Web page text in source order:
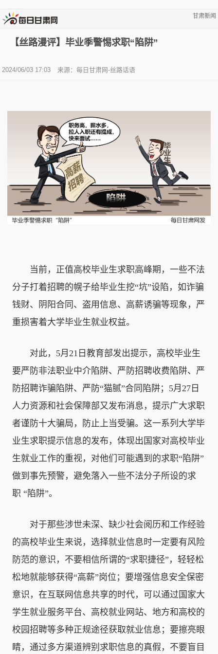
甘肃新闻
【丝路漫评】毕业季警惕求职“陷阱”
2024/06/03 17:03 来源： 每日甘肃网-丝路话语
当前，正值高校毕业生求职高峰期，一些不法
分子打着招聘的幌子给毕业生挖“坑”设陷，如诈骗
钱财、阴阳合同、盗用信息、高薪诱骗等现象，严
重损害着大学毕业生就业权益。
对此，5月21日教育部发出提示，高校毕业生
要严防非法职业中介陷阱、严防招聘收费陷阱、严
防招聘诈骗陷阱、严防“猫腻”合同陷阱；5月27日
人力资源和社会保障部又发布消息，提示广大求职
者谨防十大骗局，防止上当受骗。这一系列大学毕
业生求职提示信息的发布，体现出国家对高校毕业
生就业工作的重视，对他们可能遇到的求职“陷阱”
做到事先预警，避免落入一些不法分子所设的求
职 “陷阱”。
对于那些涉世未深、缺少社会阅历和工作经验
的高校毕业生来说，选择就业信息时一定要有风险
防范的意识，不要相信所谓的“求职捷径”，轻轻松
松地就能够获得“高薪”岗位；要增强信息安全保密
意识，在互联网信息共享的时代，可以通过国家大
学生就业服务平台、高校就业网站、地方和高校的
校园招聘等多种正规途径获取就业信息；要擦亮眼
睛，通过多方渠道辨别求职信息的真假，不要盲目